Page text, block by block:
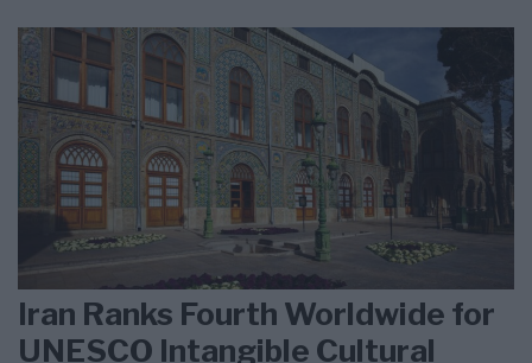
Iran Ranks Fourth Worldwide for
UNESCO Intangible Cultural